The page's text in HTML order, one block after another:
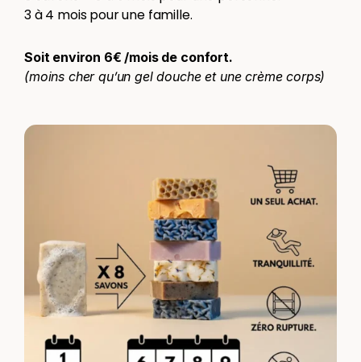
3 à 4 mois pour une famille.
Soit environ 6€ /mois de confort.
(moins cher qu’un gel douche et une crème corps)